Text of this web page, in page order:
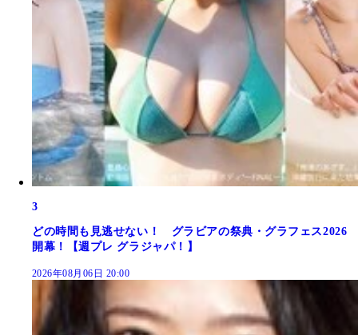
3
どの時間も見逃せない！ グラビアの祭典・グラフェス2026
開幕！【週プレ グラジャパ！】
2026年08月06日 20:00